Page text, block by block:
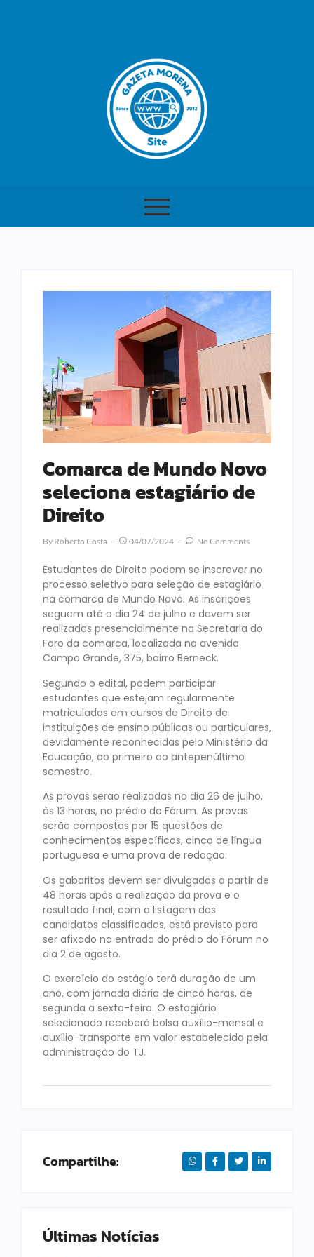
Comarca de Mundo Novo
seleciona estagiário de
Direito
By Roberto Costa 04/07/2024 No Comments
Estudantes de Direito podem se inscrever no
processo seletivo para seleção de estagiário
na comarca de Mundo Novo. As inscrições
seguem até o dia 24 de julho e devem ser
realizadas presencialmente na Secretaria do
Foro da comarca, localizada na avenida
Campo Grande, 375, bairro Berneck.
Segundo o edital, podem participar
estudantes que estejam regularmente
matriculados em cursos de Direito de
instituições de ensino públicas ou particulares,
devidamente reconhecidas pelo Ministério da
Educação, do primeiro ao antepenúltimo
semestre.
As provas serão realizadas no dia 26 de julho,
às 13 horas, no prédio do Fórum. As provas
serão compostas por 15 questões de
conhecimentos específicos, cinco de língua
portuguesa e uma prova de redação.
Os gabaritos devem ser divulgados a partir de
48 horas após a realização da prova e o
resultado final, com a listagem dos
candidatos classificados, está previsto para
ser afixado na entrada do prédio do Fórum no
dia 2 de agosto.
O exercício do estágio terá duração de um
ano, com jornada diária de cinco horas, de
segunda a sexta-feira. O estagiário
selecionado receberá bolsa auxílio-mensal e
auxílio-transporte em valor estabelecido pela
administração do TJ.
Compartilhe:
Últimas Notícias